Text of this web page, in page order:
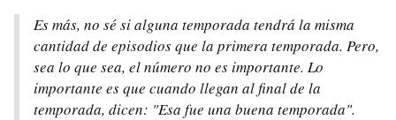
Es más, no sé si alguna temporada tendrá la misma
cantidad de episodios que la primera temporada. Pero,
sea lo que sea, el número no es importante. Lo
importante es que cuando llegan al final de la
temporada, dicen: "Esa fue una buena temporada".